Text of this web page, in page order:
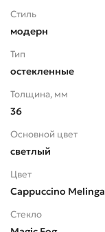
Стиль
модерн
Тип
остекленные
Толщина, мм
36
Основной цвет
светлый
Цвет
Cappuccino Melinga
Стекло